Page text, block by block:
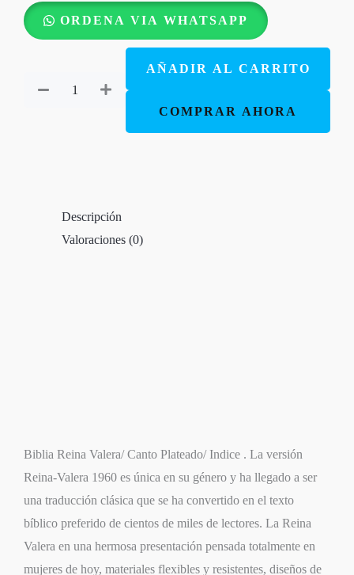
ORDENA VIA WHATSAPP
Rosa
Fucsia
AÑADIR AL CARRITO
COMPRAR AHORA
Descripción
Valoraciones (0)
Biblia Reina Valera/ Canto Plateado/ Indice . La versión
Reina-Valera 1960 es única en su género y ha llegado a ser
una traducción clásica que se ha convertido en el texto
bíblico preferido de cientos de miles de lectores. La Reina
Valera en una hermosa presentación pensada totalmente en
mujeres de hoy, materiales flexibles y resistentes, diseños de